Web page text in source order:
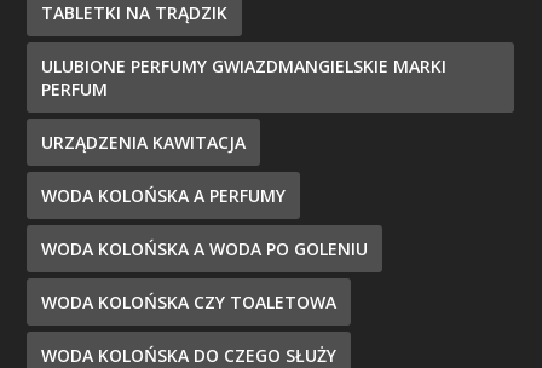
TABLETKI NA TRĄDZIK
ULUBIONE PERFUMY GWIAZDMANGIELSKIE MARKI
PERFUM
URZĄDZENIA KAWITACJA
WODA KOLOŃSKA A PERFUMY
WODA KOLOŃSKA A WODA PO GOLENIU
WODA KOLOŃSKA CZY TOALETOWA
WODA KOLOŃSKA DO CZEGO SŁUŻY